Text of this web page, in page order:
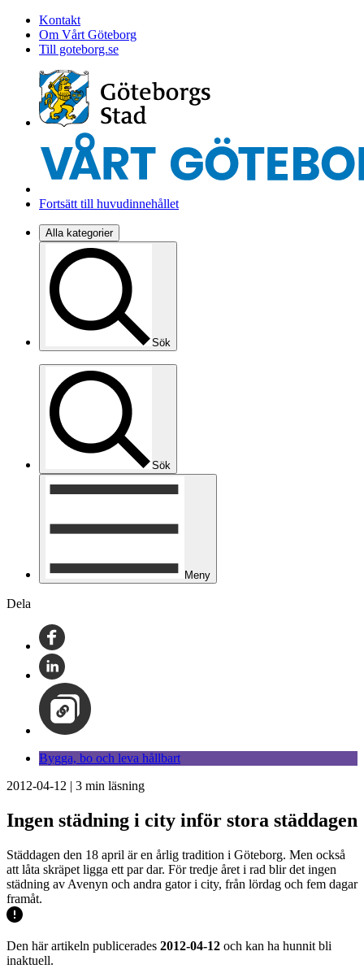
Kontakt
Om Vårt Göteborg
Till goteborg.se
Fortsätt till huvudinnehållet
Alla kategorier
Sök
Sök
Meny
Dela
Bygga, bo och leva hållbart
2012-04-12 | 3 min läsning
Ingen städning i city inför stora städdagen
Städdagen den 18 april är en årlig tradition i Göteborg. Men också
att låta skräpet ligga ett par dar. För tredje året i rad blir det ingen
städning av Avenyn och andra gator i city, från lördag och fem dagar
framåt.
Den här artikeln publicerades 2012-04-12 och kan ha hunnit bli
inaktuell.